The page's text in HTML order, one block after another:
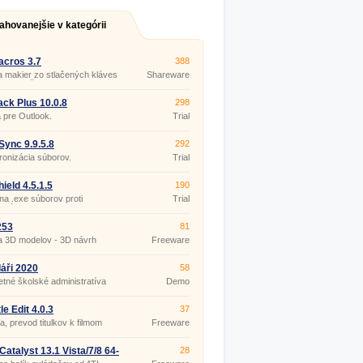
v kategórii
3.7
makier zo stlačených kláves
myši.
388
Shareware
Plus 10.0.8
pre Outlook.
298
Trial
9.9.5.8
súborov.
292
Trial
4.5.1.5
.exe súborov proti
190
Trial
3D modelov - 3D návrh
81
Freeware
2020
školské administratíva
58
Demo
Edit 4.0.3
prevod titulkov k filmom
37
Freeware
13.1 Vista/7/8 64-
28